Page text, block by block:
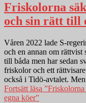
Friskolorna
och sin rätt till
Våren 2022 lade S-
och en annan om rättvist
till båda men har sedan
friskolor och ett
också i Tidö-avtalet.
Fortsätt läsa ”Friskolorna
egna köer”